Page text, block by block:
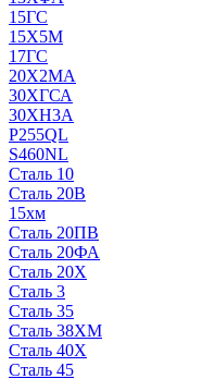
15ГС
15Х5М
17ГС
20Х2МА
30ХГСА
30ХН3А
P255QL
S460NL
Сталь 10
Сталь 20В
15хм
Сталь 20ПВ
Сталь 20ФА
Сталь 20Х
Сталь 3
Сталь 35
Сталь 38ХМ
Сталь 40Х
Сталь 45